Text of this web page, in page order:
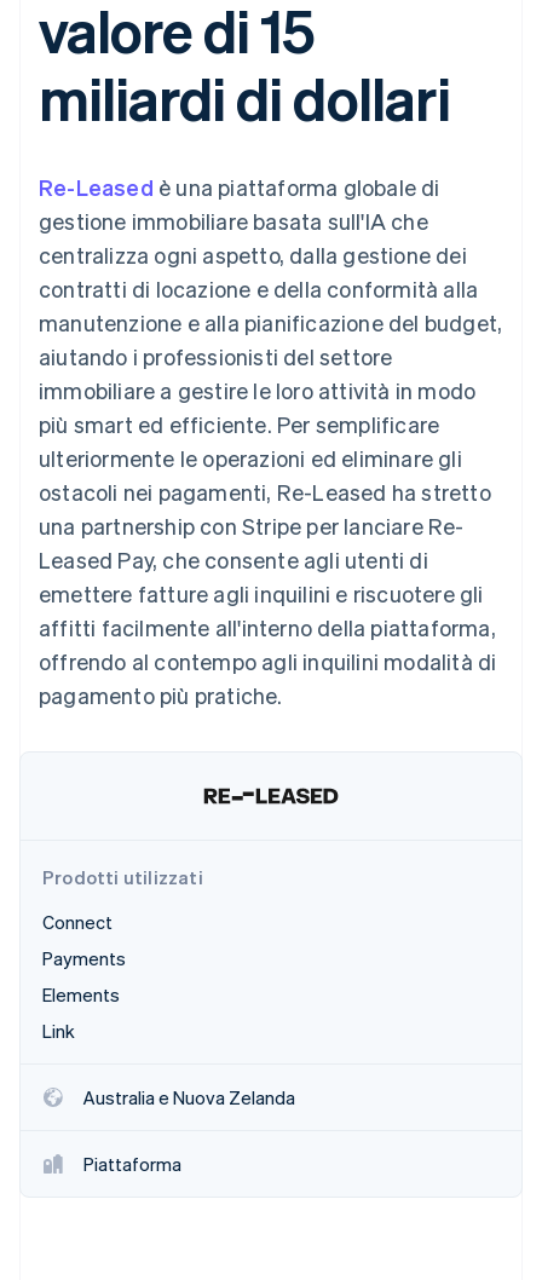
flessibile
Metodi di
pagamento
oltre 125
Terminal
Authorization
Accettazione
ottimizzata
Pagamento
accelerato
Connections
Conti finanziari
della contabilità
Stripe Sigma
personalizzati
Data Pipeline
Product roadmap
Scopri cosa ti aspetta
Radar
Prevenzione delle frodi
Atlas
Costituzione di start-up
Climate
Verifica online dell'identità
Stripe Sessions 2026
Scopri come Stripe sta costruendo l'infrastruttura
Gestione del denaro
Piattaforme
SaaS
Aziende di IA
Creator economy
Gaming
Ospitalità, viaggi e
tempo libero
Assicurazione
intrattenimento
Organizzazioni non
profit
Servizi professionali
Pubblica
amministrazione
Commercio al dettaglio
Ecosistema
Partner
Stripe App Marketplace
Gestire gli
abbonamenti
Offrire addebiti in base
all'utilizzo
Emettere carte
garantite da stablecoin
gestisci i servizi con gli
agenti
Risorse
Integrazioni app
Esempi di codice
Blog per sviluppatori
Stato dell'API
Roadmap del prodotto
Conferenza annuale
Sessions
Lavora con noi
Sala stampa
Recapiti
Contattaci
Diventa nostro partner
valore di 15
miliardi di dollari
Re-Leased è una piattaforma globale di
gestione immobiliare basata sull'IA che
centralizza ogni aspetto, dalla gestione dei
contratti di locazione e della conformità alla
manutenzione e alla pianificazione del budget,
aiutando i professionisti del settore
immobiliare a gestire le loro attività in modo
più smart ed efficiente. Per semplificare
ulteriormente le operazioni ed eliminare gli
ostacoli nei pagamenti, Re-Leased ha stretto
una partnership con Stripe per lanciare Re-
Leased Pay, che consente agli utenti di
emettere fatture agli inquilini e riscuotere gli
affitti facilmente all'interno della piattaforma,
offrendo al contempo agli inquilini modalità di
pagamento più pratiche.
Prodotti utilizzati
Connect
Payments
Elements
Link
Australia e Nuova Zelanda
Piattaforma